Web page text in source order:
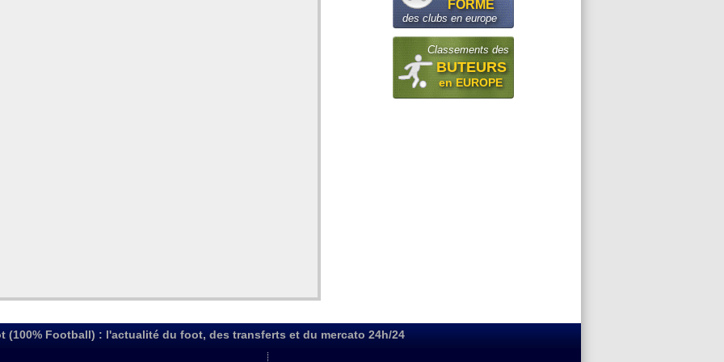
FORME
des clubs en europe
Classements des
BUTEURS
en EUROPE
(100% Football) : l'actualité du foot, des transferts et du mercato 24h/24